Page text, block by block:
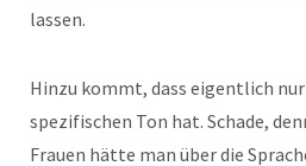
lassen.
Hinzu kommt, dass eigentlich
spezifischen Ton hat. Schade,
Frauen hätte man über die